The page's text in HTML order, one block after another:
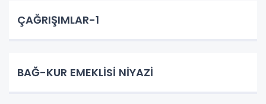
ÇAĞRIŞIMLAR-1
BAĞ-KUR EMEKLİSİ NİYAZİ